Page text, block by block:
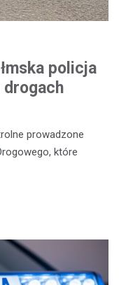
policja
drogach
prowadzone
które